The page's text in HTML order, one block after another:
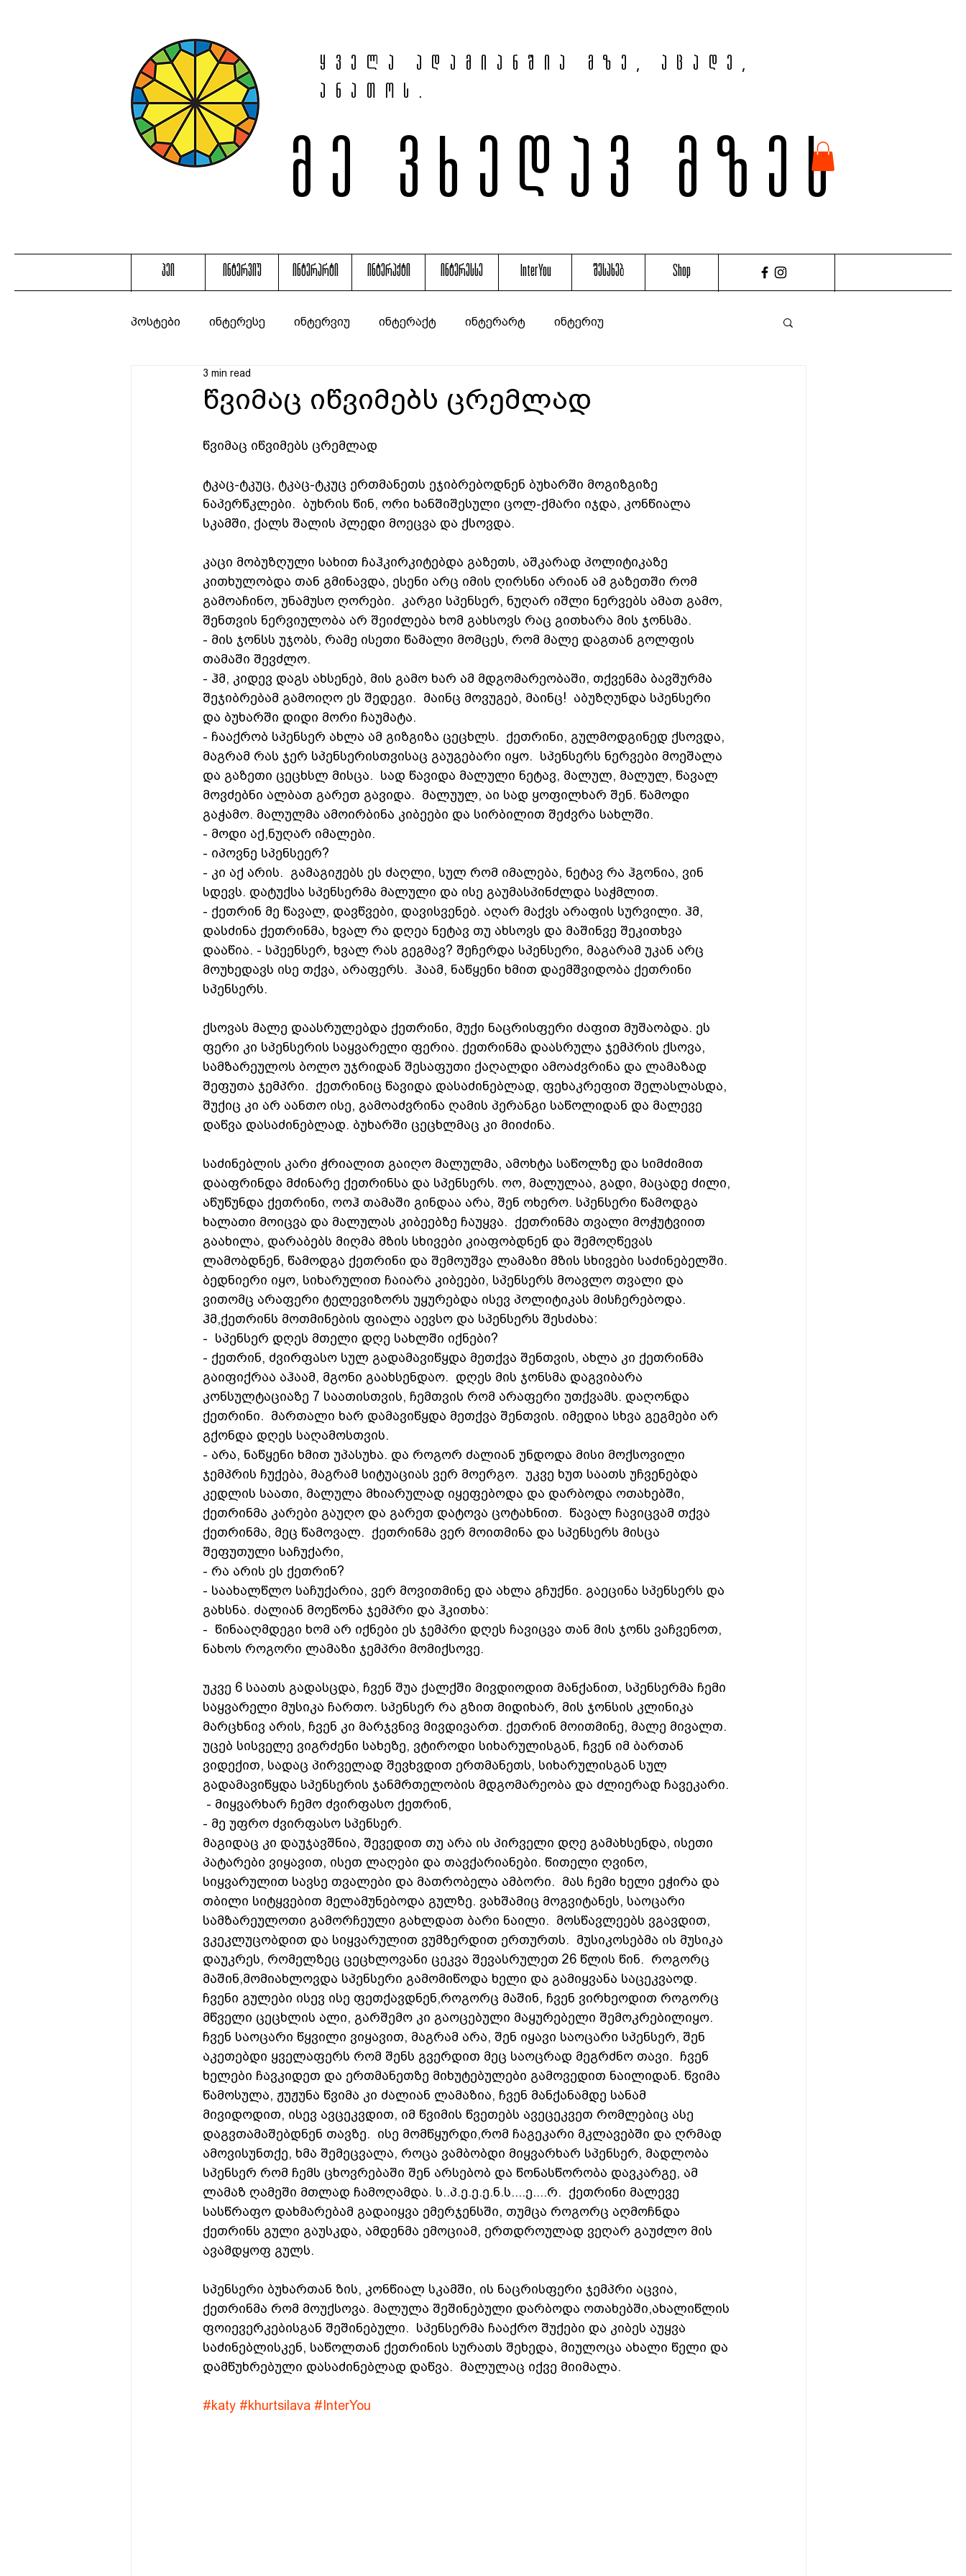
ყველა ადამიანშია მზე, აცადე,
ანათოს.
მე ვხედავ მზეს
ჰეი ინტერვიუ ინტერარტი ინტერაქტი ინტერესსე InterYou შესახებ Shop
პოსტები ინტერესე ინტერვიუ ინტერაქტ ინტერარტ ინტერიუ
წვიმაც იწვიმებს ცრემლად
3 min read
წვიმაც იწვიმებს ცრემლად
ტკაც-ტკუც, ტკაც-ტკუც ერთმანეთს ეჯიბრებოდნენ ბუხარში მოგიზგიზე
ნაპერწკლები.  ბუხრის წინ, ორი ხანშიშესული ცოლ-ქმარი იჯდა, კონწიალა
სკამში, ქალს შალის პლედი მოეცვა და ქსოვდა.
კაცი მობუზღული სახით ჩაჰკირკიტებდა გაზეთს, აშკარად პოლიტიკაზე
კითხულობდა თან გმინავდა, ესენი არც იმის ღირსნი არიან ამ გაზეთში რომ
გამოაჩინო, უნამუსო ღორები.  კარგი სპენსერ, ნუღარ იშლი ნერვებს ამათ გამო,
შენთვის ნერვიულობა არ შეიძლება ხომ გახსოვს რაც გითხარა მის ჯონსმა.
- მის ჯონსს უჯობს, რამე ისეთი წამალი მომცეს, რომ მალე დაგთან გოლფის
თამაში შევძლო.
- ჰმ, კიდევ დაგს ახსენებ, მის გამო ხარ ამ მდგომარეობაში, თქვენმა ბავშურმა
შეჯიბრებამ გამოიღო ეს შედეგი.  მაინც მოვუგებ, მაინც!  აბუზღუნდა სპენსერი
და ბუხარში დიდი მორი ჩაუმატა.
- ჩააქრობ სპენსერ ახლა ამ გიზგიზა ცეცხლს.  ქეთრინი, გულმოდგინედ ქსოვდა,
მაგრამ რას ჯერ სპენსერისთვისაც გაუგებარი იყო.  სპენსერს ნერვები მოეშალა
და გაზეთი ცეცხსლ მისცა.  სად წავიდა მალული ნეტავ, მალულ, მალულ, წავალ
მოვძებნი ალბათ გარეთ გავიდა.  მალუულ, აი სად ყოფილხარ შენ. წამოდი
გაჭამო. მალულმა ამოირბინა კიბეები და სირბილით შეძვრა სახლში.
- მოდი აქ,ნუღარ იმალები.
- იპოვნე სპენსეერ?
- კი აქ არის.  გამაგიჟებს ეს ძაღლი, სულ რომ იმალება, ნეტავ რა ჰგონია, ვინ
სდევს. დატუქსა სპენსერმა მალული და ისე გაუმასპინძლდა საჭმლით.
- ქეთრინ მე წავალ, დავწვები, დავისვენებ. აღარ მაქვს არაფის სურვილი. ჰმ,
დასძინა ქეთრინმა, ხვალ რა დღეა ნეტავ თუ ახსოვს და მაშინვე შეკითხვა
დააწია. - სპეენსერ, ხვალ რას გეგმავ? შეჩერდა სპენსერი, მაგარამ უკან არც
მოუხედავს ისე თქვა, არაფერს.  ჰაამ, ნაწყენი ხმით დაემშვიდობა ქეთრინი
სპენსერს.
ქსოვას მალე დაასრულებდა ქეთრინი, მუქი ნაცრისფერი ძაფით მუშაობდა. ეს
ფერი კი სპენსერის საყვარელი ფერია. ქეთრინმა დაასრულა ჯემპრის ქსოვა,
სამზარეულოს ბოლო უჯრიდან შესაფუთი ქაღალდი ამოაძვრინა და ლამაზად
შეფუთა ჯემპრი.  ქეთრინიც წავიდა დასაძინებლად, ფეხაკრეფით შელასლასდა,
შუქიც კი არ აანთო ისე, გამოაძვრინა ღამის პერანგი საწოლიდან და მალევე
დაწვა დასაძინებლად. ბუხარში ცეცხლმაც კი მიიძინა.
საძინებლის კარი ჭრიალით გაიღო მალულმა, ამოხტა საწოლზე და სიმძიმით
დააფრინდა მძინარე ქეთრინსა და სპენსერს. ოო, მალულაა, გადი, მაცადე ძილი,
აწუწუნდა ქეთრინი, ოოჰ თამაში გინდაა არა, შენ ოხერო. სპენსერი წამოდგა
ხალათი მოიცვა და მალულას კიბეებზე ჩაუყვა.  ქეთრინმა თვალი მოჭუტვიით
გაახილა, დარაბებს მიღმა მზის სხივები კიაფობდნენ და შემოღწევას
ლამობდნენ, წამოდგა ქეთრინი და შემოუშვა ლამაზი მზის სხივები საძინებელში.
ბედნიერი იყო, სიხარულით ჩაიარა კიბეები, სპენსერს მოავლო თვალი და
ვითომც არაფერი ტელევიზორს უყურებდა ისევ პოლიტიკას მისჩერებოდა.
ჰმ,ქეთრინს მოთმინების ფიალა აევსო და სპენსერს შესძახა:
-  სპენსერ დღეს მთელი დღე სახლში იქნები?
- ქეთრინ, ძვირფასო სულ გადამავიწყდა მეთქვა შენთვის, ახლა კი ქეთრინმა
გაიფიქრაა აჰაამ, მგონი გაახსენდაო.  დღეს მის ჯონსმა დაგვიბარა
კონსულტაციაზე 7 საათისთვის, ჩემთვის რომ არაფერი უთქვამს. დაღონდა
ქეთრინი.  მართალი ხარ დამავიწყდა მეთქვა შენთვის. იმედია სხვა გეგმები არ
გქონდა დღეს საღამოსთვის.
- არა, ნაწყენი ხმით უპასუხა. და როგორ ძალიან უნდოდა მისი მოქსოვილი
ჯემპრის ჩუქება, მაგრამ სიტუაციას ვერ მოერგო.  უკვე ხუთ საათს უჩვენებდა
კედლის საათი, მალულა მხიარულად იყეფებოდა და დარბოდა ოთახებში,
ქეთრინმა კარები გაუღო და გარეთ დატოვა ცოტახნით.  წავალ ჩავიცვამ თქვა
ქეთრინმა, მეც წამოვალ.  ქეთრინმა ვერ მოითმინა და სპენსერს მისცა
შეფუთული საჩუქარი,
- რა არის ეს ქეთრინ?
- საახალწლო საჩუქარია, ვერ მოვითმინე და ახლა გჩუქნი. გაეცინა სპენსერს და
გახსნა. ძალიან მოეწონა ჯემპრი და ჰკითხა:
-  წინააღმდეგი ხომ არ იქნები ეს ჯემპრი დღეს ჩავიცვა თან მის ჯონს ვაჩვენოთ,
ნახოს როგორი ლამაზი ჯემპრი მომიქსოვე.
უკვე 6 საათს გადასცდა, ჩვენ შუა ქალქში მივდიოდით მანქანით, სპენსერმა ჩემი
საყვარელი მუსიკა ჩართო. სპენსერ რა გზით მიდიხარ, მის ჯონსის კლინიკა
მარცხნივ არის, ჩვენ კი მარჯვნივ მივდივართ. ქეთრინ მოითმინე, მალე მივალთ.
უცებ სისველე ვიგრძენი სახეზე, ვტიროდი სიხარულისგან, ჩვენ იმ ბართან
ვიდექით, სადაც პირველად შევხვდით ერთმანეთს, სიხარულისგან სულ
გადამავიწყდა სპენსერის ჯანმრთელობის მდგომარეობა და ძლიერად ჩავეკარი.
- მიყვარხარ ჩემო ძვირფასო ქეთრინ,
- მე უფრო ძვირფასო სპენსერ.
მაგიდაც კი დაუჯავშნია, შევედით თუ არა ის პირველი დღე გამახსენდა, ისეთი
პატარები ვიყავით, ისეთ ლაღები და თავქარიანები. წითელი ღვინო,
სიყვარულით სავსე თვალები და მათრობელა ამბორი.  მას ჩემი ხელი ეჭირა და
თბილი სიტყვებით მელამუნებოდა გულზე. ვახშამიც მოგვიტანეს, საოცარი
სამზარეულოთი გამორჩეული გახლდათ ბარი ნაილი.  მოსწავლეებს ვგავდით,
ვკეკლუცობდით და სიყვარულით ვუმზერდით ერთურთს.  მუსიკოსებმა ის მუსიკა
დაუკრეს, რომელზეც ცეცხლოვანი ცეკვა შევასრულეთ 26 წლის წინ.  როგორც
მაშინ,მომიახლოვდა სპენსერი გამომიწოდა ხელი და გამიყვანა საცეკვაოდ.
ჩვენი გულები ისევ ისე ფეთქავდნენ,როგორც მაშინ, ჩვენ ვირხეოდით როგორც
მწველი ცეცხლის ალი, გარშემო კი გაოცებული მაყურებელი შემოკრებილიყო.
ჩვენ საოცარი წყვილი ვიყავით, მაგრამ არა, შენ იყავი საოცარი სპენსერ, შენ
აკეთებდი ყველაფერს რომ შენს გვერდით მეც საოცრად მეგრძნო თავი.  ჩვენ
ხელები ჩავკიდეთ და ერთმანეთზე მიხუტებულები გამოვედით ნაილიდან. წვიმა
წამოსულა, ჟუჟუნა წვიმა კი ძალიან ლამაზია, ჩვენ მანქანამდე სანამ
მივიდოდით, ისევ ავცეკვდით, იმ წვიმის წვეთებს ავეცეკვეთ რომლებიც ასე
დაგვთამაშებდნენ თავზე.  ისე მომწყურდი,რომ ჩაგეკარი მკლავებში და ღრმად
ამოვისუნთქე, ხმა შემეცვალა, როცა ვამბობდი მიყვარხარ სპენსერ, მადლობა
სპენსერ რომ ჩემს ცხოვრებაში შენ არსებობ და წონასწორობა დავკარგე, ამ
ლამაზ ღამეში მთლად ჩამოღამდა. ს..პ.ე.ე.ე.ნ.ს....ე....რ.  ქეთრინი მალევე
სასწრაფო დახმარებამ გადაიყვა ემერჯენსში, თუმცა როგორც აღმოჩნდა
ქეთრინს გული გაუსკდა, ამდენმა ემოციამ, ერთდროულად ვეღარ გაუძლო მის
ავამდყოფ გულს.
სპენსერი ბუხართან ზის, კონწიალ სკამში, ის ნაცრისფერი ჯემპრი აცვია,
ქეთრინმა რომ მოუქსოვა. მალულა შეშინებული დარბოდა ოთახებში,ახალიწლის
ფოიევერკებისგან შეშინებული.  სპენსერმა ჩააქრო შუქები და კიბეს აუყვა
საძინებლისკენ, საწოლთან ქეთრინის სურათს შეხედა, მიულოცა ახალი წელი და
დამწუხრებული დასაძინებლად დაწვა.  მალულაც იქვე მიიმალა.
#katy #khurtsilava #InterYou